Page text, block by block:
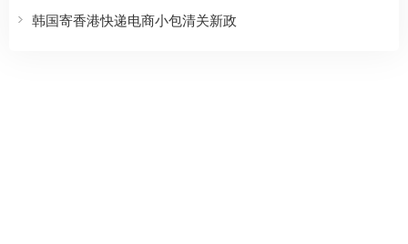
韩国寄香港快递电商小包清关新政